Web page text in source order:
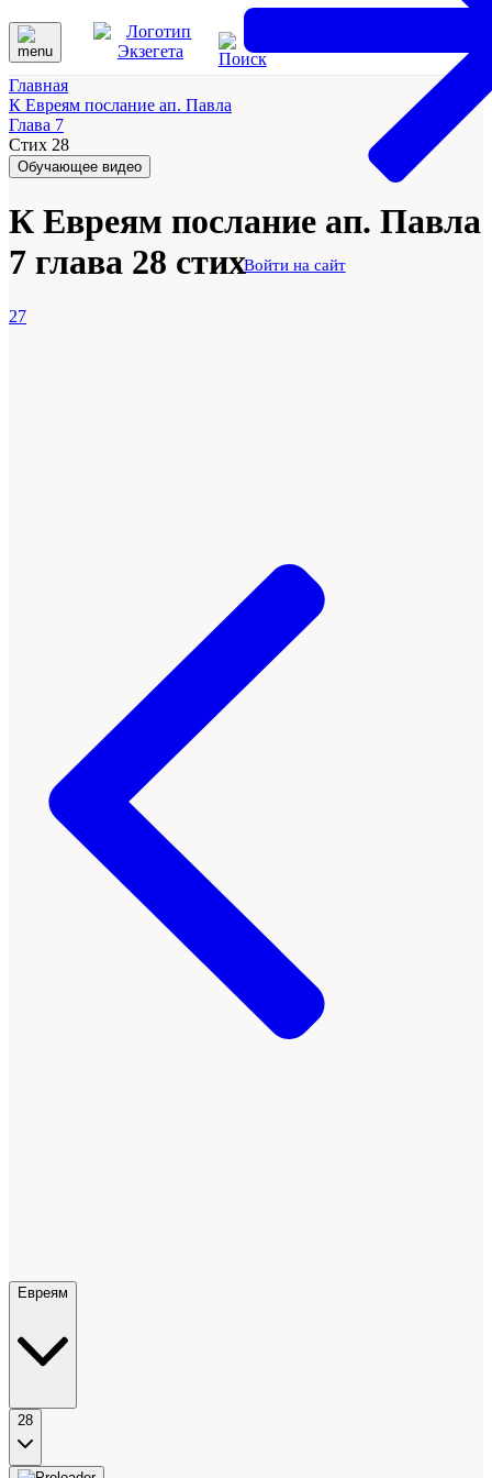
Войти на сайт
Главная
К Евреям послание ап. Павла
Глава 7
Стих 28
Обучающее видео
К Евреям послание ап. Павла
7 глава 28 стих
27
Евреям
28